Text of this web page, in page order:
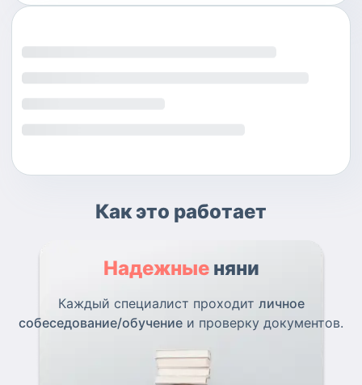
Как это работает
Надежные няни
Каждый специалист проходит личное
собеседование/обучение и проверку документов.